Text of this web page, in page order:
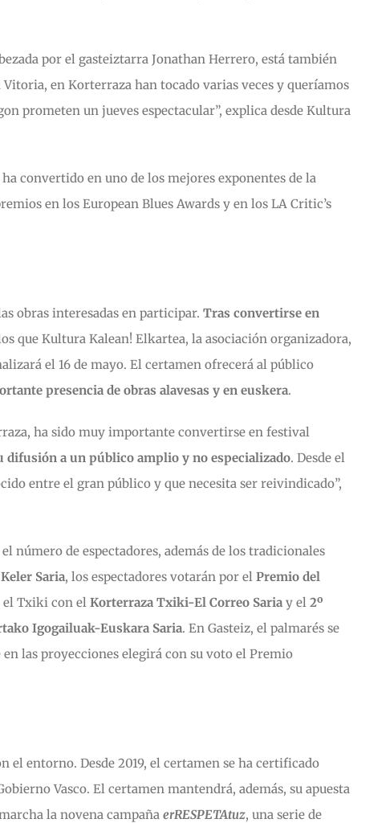
por el gasteiztarra Jonathan Herrero, está también
en Korterraza han tocado varias veces y queríamos
prometen un jueves espectacular”, explica desde Kultura
convertido en uno de los mejores exponentes de la
en los European Blues Awards y en los LA Critic’s
obras interesadas en participar. Tras convertirse en
que Kultura Kalean! Elkartea, la asociación organizadora,
el 16 de mayo. El certamen ofrecerá al público
presencia de obras alavesas y en euskera.
ha sido muy importante convertirse en festival
difusión a un público amplio y no especializado. Desde el
entre el gran público y que necesita ser reivindicado”,
número de espectadores, además de los tradicionales
Keler Saria, los espectadores votarán por el Premio del
el Txiki con el Korterraza Txiki-El Correo Saria y el 2º
Igogailuak-Euskara Saria. En Gasteiz, el palmarés se
las proyecciones elegirá con su voto el Premio
el entorno. Desde 2019, el certamen se ha certificado
Vasco. El certamen mantendrá, además, su apuesta
la novena campaña erRESPETAtuz, una serie de